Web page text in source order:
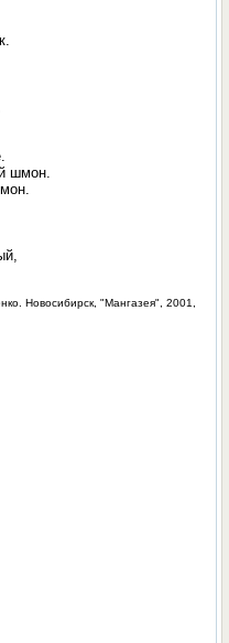
шмон.
Новосибирск, "Мангазея", 2001,